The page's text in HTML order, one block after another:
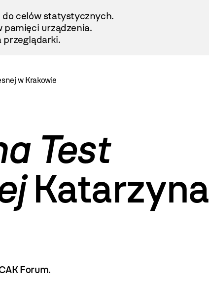
do celów statystycznych.
pamięci urządzenia.
przeglądarki.
w Krakowie
Test
Katarzyna
Forum.